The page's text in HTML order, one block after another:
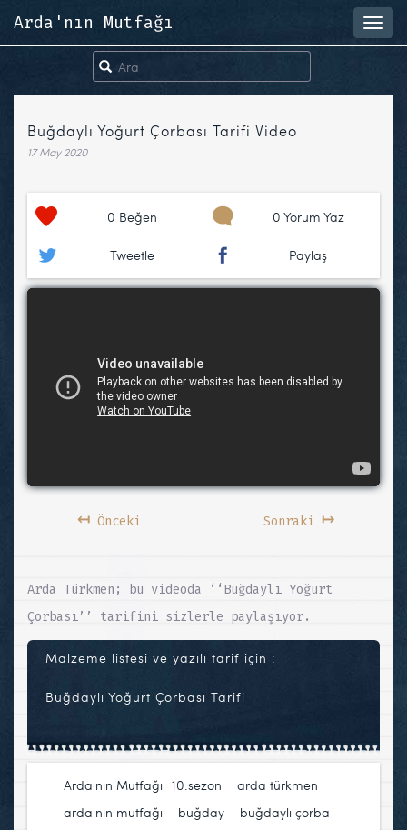
Arda'nın Mutfağı
Buğdaylı Yoğurt Çorbası Tarifi Video
17 May 2020
0 Beğen 0 Yorum Yaz
Tweetle Paylaş
↤Önceki Sonraki ↦
Arda Türkmen; bu videoda ‘‘Buğdaylı Yoğurt
Çorbası’’ tarifini sizlerle paylaşıyor.
Malzeme listesi ve yazılı tarif için :
Buğdaylı Yoğurt Çorbası Tarifi
Arda'nın Mutfağı 10.sezon arda türkmen
arda'nın mutfağı
buğday buğdaylı çorba